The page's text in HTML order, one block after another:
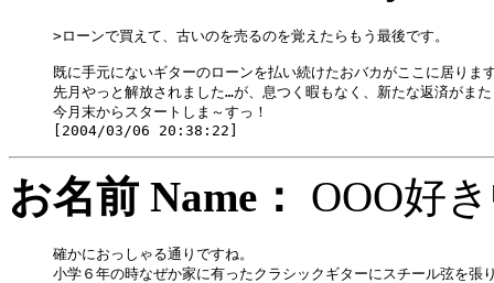
>ローンで買えて、古いのを売るのを覚えたらもう最後です。
既に手元にないギターのローンを払い続けたおバカがここに居りま
先月やっと解放されました…が、息つく暇もなく、新たな返済がまた
今月末からスタートしま～すっ！
お名前 Name： OOO
確かにおっしゃる通りですね。
小学６年の時なぜか家に有ったクラシックギターにスチール弦を張